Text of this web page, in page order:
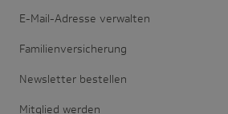
E-Mail-Adresse verwalten
Familienversicherung
Newsletter bestellen
Mitglied werden